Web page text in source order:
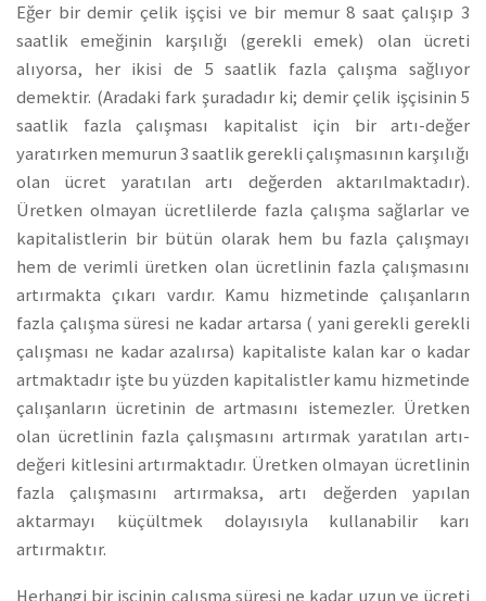
Eğer bir demir çelik işçisi ve bir memur 8 saat çalışıp 3
saatlik emeğinin karşılığı (gerekli emek) olan ücreti
alıyorsa, her ikisi de 5 saatlik fazla çalışma sağlıyor
demektir. (Aradaki fark şuradadır ki; demir çelik işçisinin 5
saatlik fazla çalışması kapitalist için bir artı-değer
yaratırken memurun 3 saatlik gerekli çalışmasının karşılığı
olan ücret yaratılan artı değerden aktarılmaktadır).
Üretken olmayan ücretlilerde fazla çalışma sağlarlar ve
kapitalistlerin bir bütün olarak hem bu fazla çalışmayı
hem de verimli üretken olan ücretlinin fazla çalışmasını
artırmakta çıkarı vardır. Kamu hizmetinde çalışanların
fazla çalışma süresi ne kadar artarsa ( yani gerekli gerekli
çalışması ne kadar azalırsa) kapitaliste kalan kar o kadar
artmaktadır işte bu yüzden kapitalistler kamu hizmetinde
çalışanların ücretinin de artmasını istemezler. Üretken
olan ücretlinin fazla çalışmasını artırmak yaratılan artı-
değeri kitlesini artırmaktadır. Üretken olmayan ücretlinin
fazla çalışmasını artırmaksa, artı değerden yapılan
aktarmayı küçültmek dolayısıyla kullanabilir karı
artırmaktır.
Herhangi bir işçinin çalışma süresi ne kadar uzun ve ücreti